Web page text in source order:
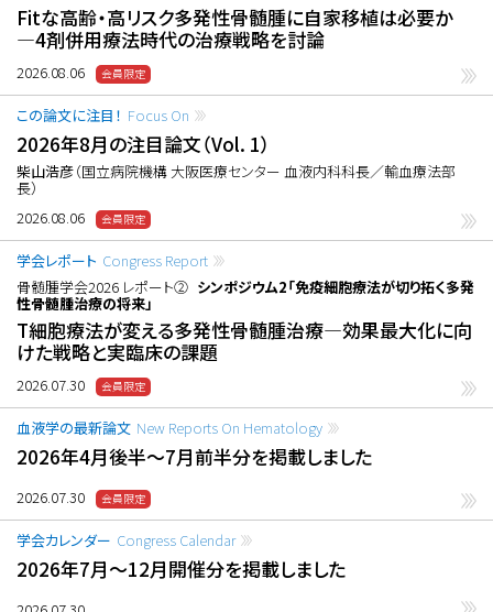
Fitな高齢・高リスク多発性骨髄腫に自家移植は必要か
―4剤併用療法時代の治療戦略を討論
2026.08.06
この論文に注目！ Focus On
2026年8月の注目論文（Vol. 1）
柴山浩彦（国立病院機構 大阪医療センター 血液内科科長／輸血療法部
長）
2026.08.06
学会レポート Congress Report
骨髄腫学会2026 レポート② シンポジウム2「免疫細胞療法が切り拓く多発
性骨髄腫治療の将来」
T細胞療法が変える多発性骨髄腫治療―効果最大化に向
けた戦略と実臨床の課題
2026.07.30
血液学の最新論文 New Reports On Hematology
2026年4月後半〜7月前半分を掲載しました
2026.07.30
学会カレンダー Congress Calendar
2026年7月〜12月開催分を掲載しました